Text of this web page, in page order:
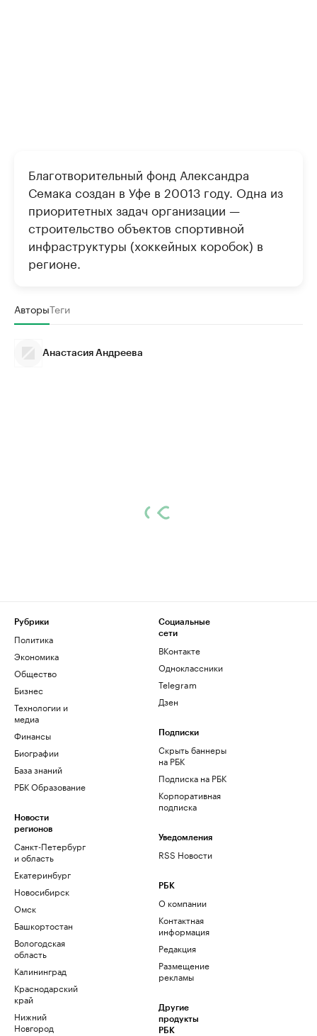
Благотворительный фонд Александра
Семака создан в Уфе в 20013 году. Одна из
приоритетных задач организации —
строительство объектов спортивной
инфраструктуры (хоккейных коробок) в
регионе.
АвторыТеги
Анастасия Андреева
Рубрики
Политика
Экономика
Общество
Бизнес
Технологии и
медиа
Финансы
Биографии
База знаний
РБК Образование
Новости
регионов
Санкт-Петербург
и область
Екатеринбург
Новосибирск
Омск
Башкортостан
Вологодская
область
Калининград
Краснодарский
край
Нижний
Новгород
Социальные
сети
ВКонтакте
Одноклассники
Telegram
Дзен
Подписки
Скрыть баннеры
на РБК
Подписка на РБК
Корпоративная
подписка
Уведомления
RSS Новости
РБК
О компании
Контактная
информация
Редакция
Размещение
рекламы
Другие
продукты
РБК